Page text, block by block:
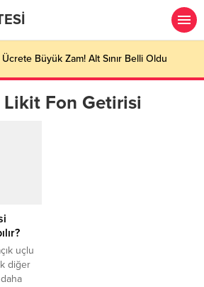
Büyük Zam! Alt Sınır Belli Oldu
Likit Fon Getirisi
uçlu
diğer